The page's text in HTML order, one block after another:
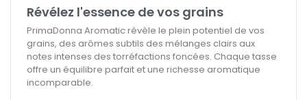
Révélez l'essence de vos grains
PrimaDonna Aromatic révèle le plein potentiel de vos
grains, des arômes subtils des mélanges clairs aux
notes intenses des torréfactions foncées. Chaque tasse
offre un équilibre parfait et une richesse aromatique
incomparable.